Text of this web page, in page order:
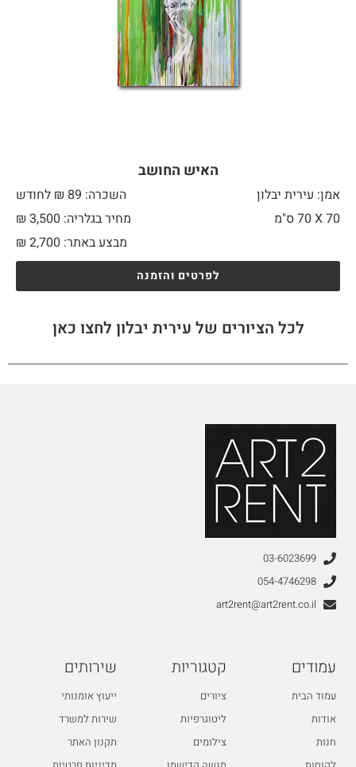
האיש החושב
אמן: עירית יבלון
השכרה: 89 ₪ לחודש
70 X
מחיר בגלריה: 3,500 ₪
מבצע באתר:
₪ 2,700
לפרטים והזמנה
לכל הציורים של עירית יבלון לחצו כאן
03-6023699
054-4746298
art2rent@art2rent.co.il
עמודים
עמוד הבית
אודות
חנות
קטגוריות
ציורים
ליטוגרפיות
צילומים
שירותים
ייעוץ אומנותי
שירות למשרד
תקנון האתר